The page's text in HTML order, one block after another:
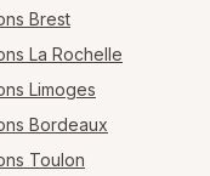
Brest
La Rochelle
Limoges
Bordeaux
Toulon